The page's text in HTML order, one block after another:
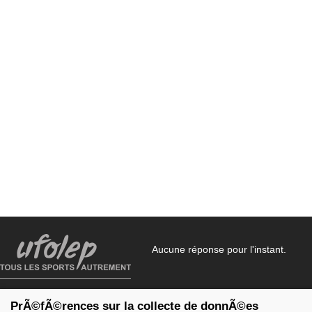
75007 Paris
Aucune réponse pour l'instant.
PrÃ©fÃ©rences sur la collecte de donnÃ©es